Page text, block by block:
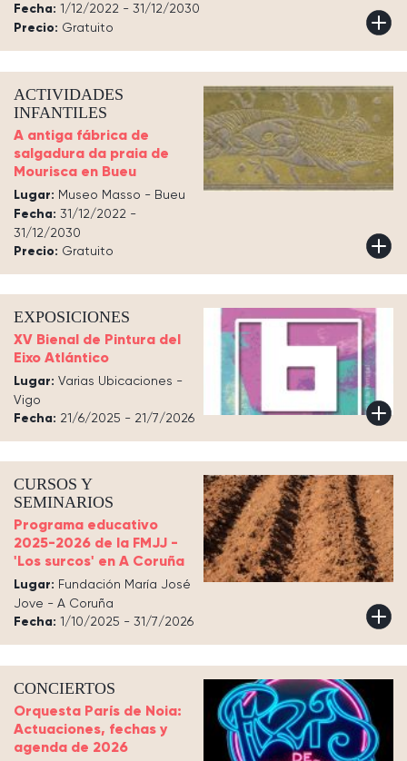
Fecha: 1/12/2022 - 31/12/2030
Precio: Gratuito
ACTIVIDADES
INFANTILES
A antiga fábrica de
salgadura da praia de
Mourisca en Bueu
Lugar: Museo Masso - Bueu
Fecha: 31/12/2022 -
31/12/2030
Precio: Gratuito
EXPOSICIONES
XV Bienal de Pintura del
Eixo Atlántico
Lugar: Varias Ubicaciones -
Vigo
Fecha: 21/6/2025 - 21/7/2026
CURSOS Y
SEMINARIOS
Programa educativo
2025-2026 de la FMJJ -
'Los surcos' en A Coruña
Lugar: Fundación María José
Jove - A Coruña
Fecha: 1/10/2025 - 31/7/2026
CONCIERTOS
Orquesta París de Noia:
Actuaciones, fechas y
agenda de 2026